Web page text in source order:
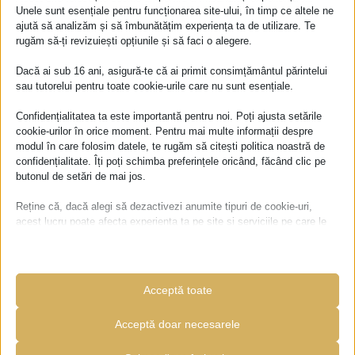
Așa au apărut primele discursuri personalizate.
sincere, construite în jurul oamenilor din fața
mea.
Mesaje care vorbeau despre cei doi oameni care
își începeau împreună un nou capitol din viață.
Unele sunt esențiale pentru funcționarea site-ului, în timp ce altele ne
ajută să analizăm și să îmbunătățim experiența ta de utilizare. Te
rugăm să-ți revizuiești opțiunile și să faci o alegere.
Dacă ai sub 16 ani, asigură-te că ai primit consimțământul părintelui
sau tutorelui pentru toate cookie-urile care nu sunt esențiale.
Confidențialitatea ta este importantă pentru noi. Poți ajusta setările
cookie-urilor în orice moment. Pentru mai multe informații despre
modul în care folosim datele, te rugăm să citești politica noastră de
confidențialitate. Îți poți schimba preferințele oricând, făcând clic pe
butonul de setări de mai jos.
Reține că, dacă alegi să dezactivezi anumite tipuri de cookie-uri,
acest lucru poate afecta experiența ta pe site și serviciile pe care le
Esențiale
Cookie-urile și serviciile esențiale permit funcțiile de bază și sunt
servicii nu necesită consimțământul utilizatorului conform GDPR.
Acceptă toate
Acceptă doar necesarele